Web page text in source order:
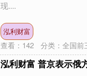
现....
泓利财富
查看： 142 分类： 全国前
泓利财富 普京表示俄